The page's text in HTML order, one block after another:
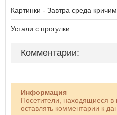
Картинки - Завтра среда
Устали с прогулки
Комментарии:
Информация
Посетители, находящиеся в
оставлять комментарии к